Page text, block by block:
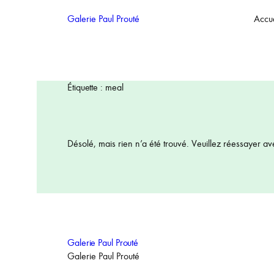
Galerie Paul Prouté
Étiquette : meal
Désolé, mais rien n’a été trouvé. Veuillez réessayer
Galerie Paul Prouté
Galerie Paul Prouté